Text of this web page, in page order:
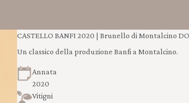
CASTELLO BANFI 2020 | Brunello di Montalcino
Un classico della produzione Banfi a Montalcino.
Annata
2020
Vitigni